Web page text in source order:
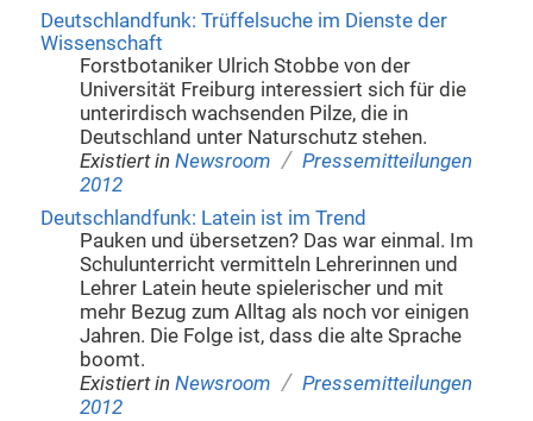
Deutschlandfunk: Trüffelsuche im Dienste der
Wissenschaft
Forstbotaniker Ulrich Stobbe von der
Universität Freiburg interessiert sich für die
unterirdisch wachsenden Pilze, die in
Deutschland unter Naturschutz stehen.
Existiert in Newsroom / Pressemitteilungen
2012
Deutschlandfunk: Latein ist im Trend
Pauken und übersetzen? Das war einmal. Im
Schulunterricht vermitteln Lehrerinnen und
Lehrer Latein heute spielerischer und mit
mehr Bezug zum Alltag als noch vor einigen
Jahren. Die Folge ist, dass die alte Sprache
boomt.
Existiert in Newsroom / Pressemitteilungen
2012